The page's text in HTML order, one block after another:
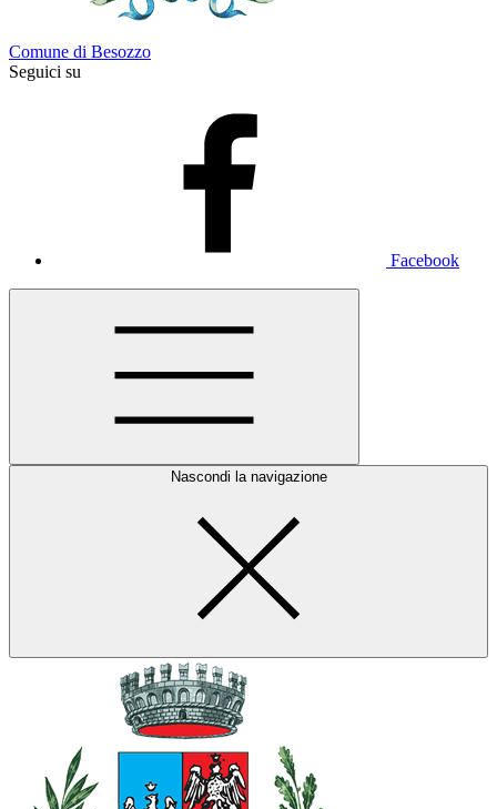
Comune di Besozzo
Seguici su
Facebook
Nascondi la navigazione